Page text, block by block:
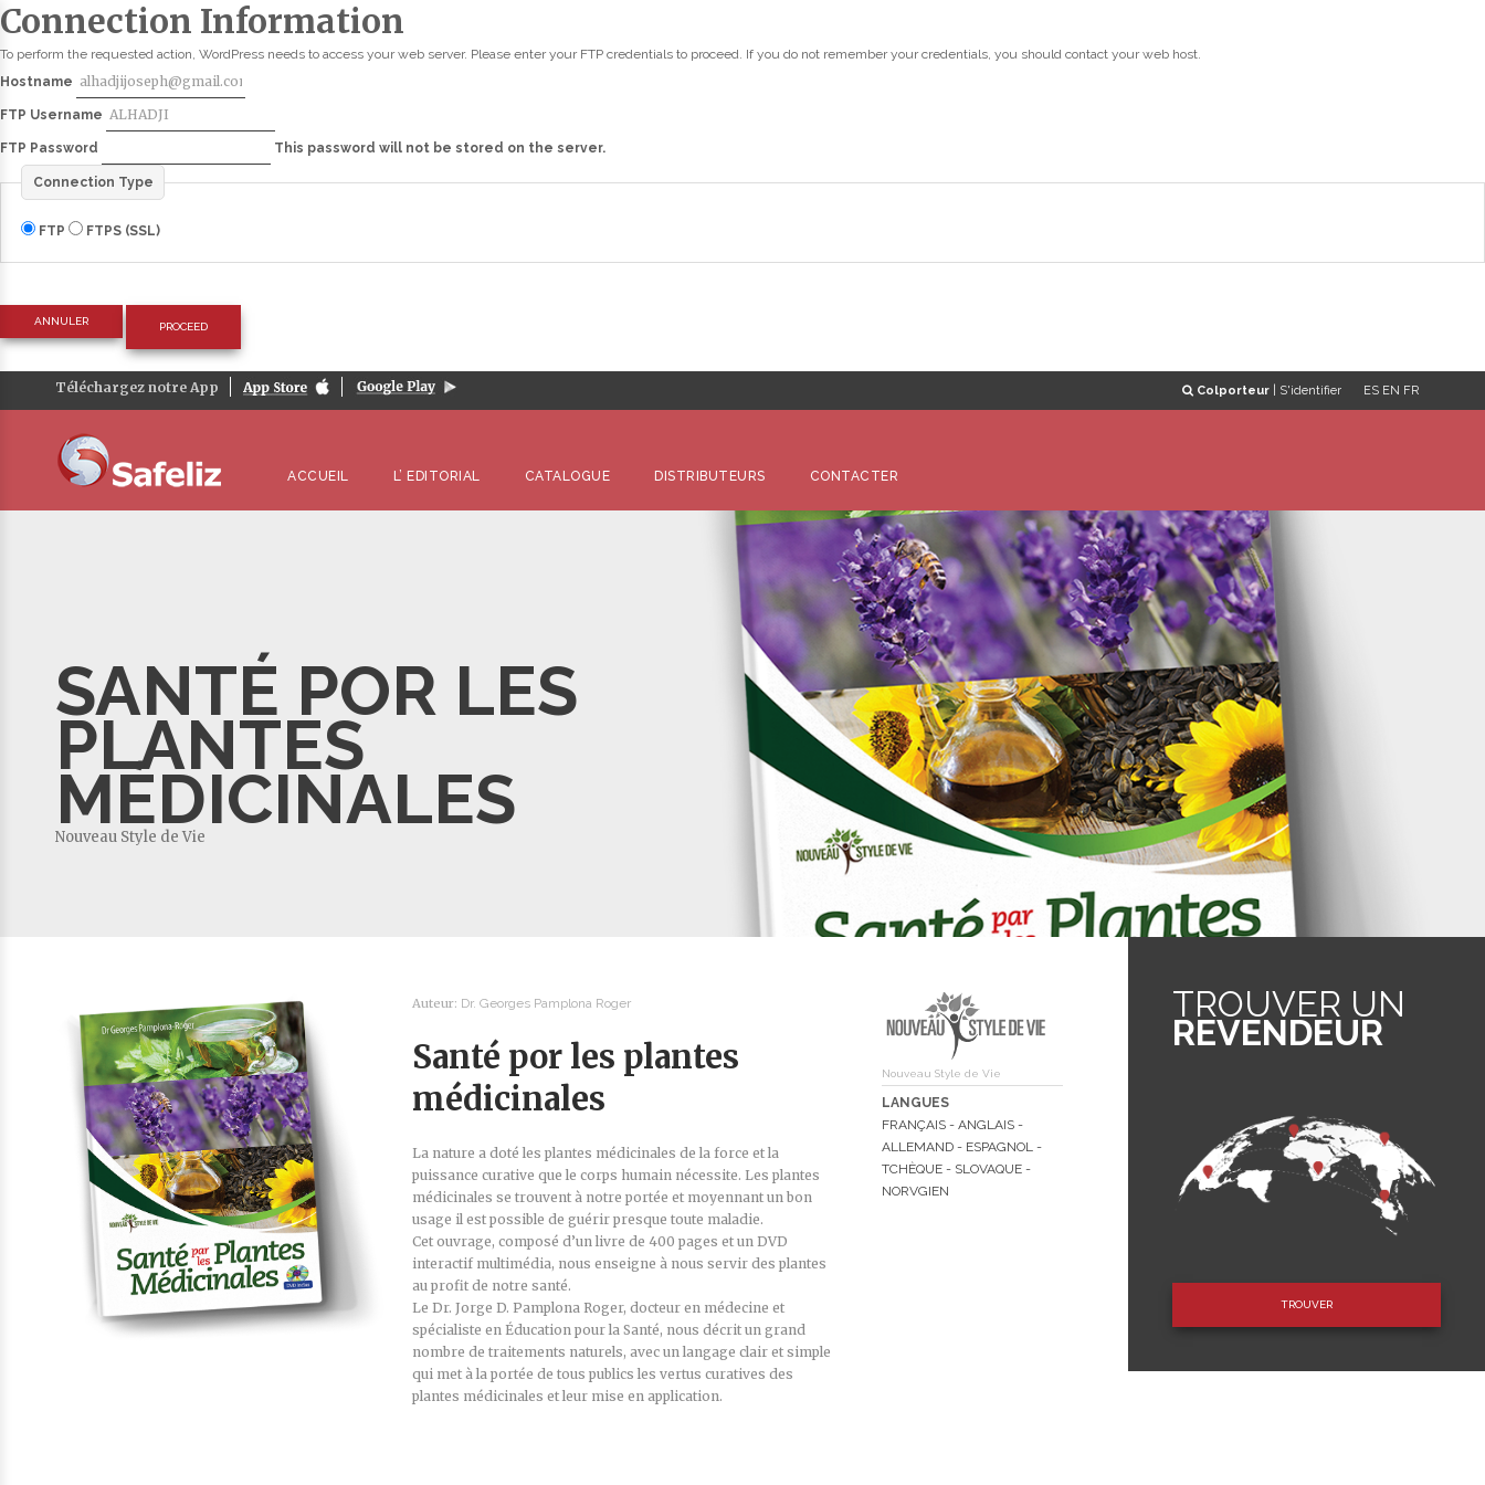
Connection Information
To perform the requested action, WordPress needs to access your web server. Please enter your FTP credentials to proceed. If you do not remember your credentials, you should contact your web host.
Hostname
FTP Username
FTP Password This password will not be stored on the server.
Connection Type
FTP FTPS (SSL)
ANNULER
Téléchargez notre App Colporteur S'identifier ES EN FR
ACCUEIL L’ EDITORIAL CATALOGUE DISTRIBUTEURS CONTACTER
SANTÉ POR LES
PLANTES
MÉDICINALES
Nouveau Style de Vie
Auteur: Dr. Georges Pamplona Roger
Santé por les plantes
médicinales
La nature a doté les plantes médicinales de la force et la
puissance curative que le corps humain nécessite. Les plantes
médicinales se trouvent à notre portée et moyennant un bon
usage il est possible de guérir presque toute maladie.
Cet ouvrage, composé d’un livre de 400 pages et un DVD
interactif multimédia, nous enseigne à nous servir des plantes
au profit de notre santé.
Le Dr. Jorge D. Pamplona Roger, docteur en médecine et
spécialiste en Éducation pour la Santé, nous décrit un grand
nombre de traitements naturels, avec un langage clair et simple
qui met à la portée de tous publics les vertus curatives des
plantes médicinales et leur mise en application.
Nouveau Style de Vie
LANGUES
FRANÇAIS - ANGLAIS -
ALLEMAND - ESPAGNOL -
TCHÈQUE - SLOVAQUE -
NORVGIEN
TROUVER UN
REVENDEUR
TROUVER